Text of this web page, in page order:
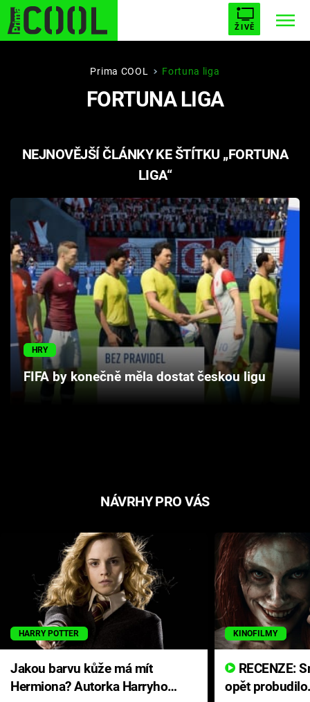
ŽIVĚ
STARHOUSE BUFFY, PŘEMOŽITELKA UPÍRŮ
PLNEJ KOTEL AVENGERS 5
Filmy
Seriály
Hry
Cool Esport
Pořady
Prima COOL Fortuna liga
FORTUNA LIGA
NEJNOVĚJŠÍ ČLÁNKY KE ŠTÍTKU „FORTUNA
LIGA“
HRY
FIFA by konečně měla dostat českou ligu
NÁVRHY PRO VÁS
HARRY POTTER
Jakou barvu kůže má mít
Hermiona? Autorka Harryho
KINOFILMY
opět